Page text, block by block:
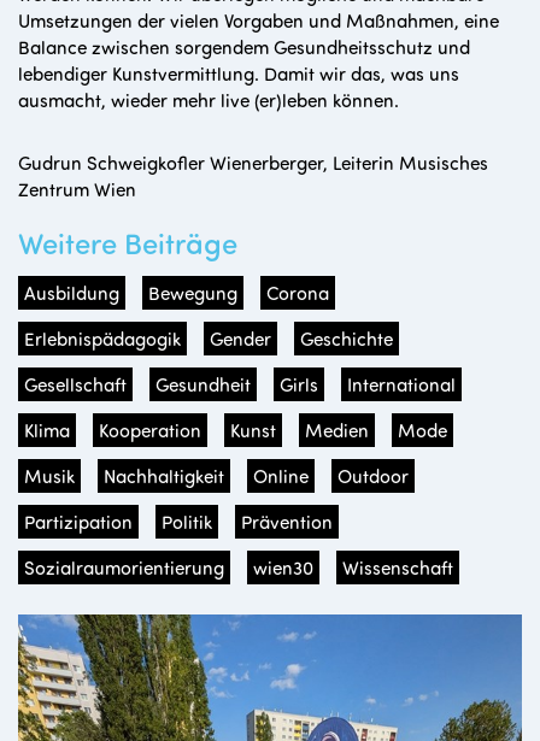
Umsetzungen der vielen Vorgaben und Maßnahmen, eine
Balance zwischen sorgendem Gesundheitsschutz und
lebendiger Kunstvermittlung. Damit wir das, was uns
ausmacht, wieder mehr live (er)leben können.
Gudrun Schweigkofler Wienerberger, Leiterin Musisches
Zentrum Wien
Weitere Beiträge
Ausbildung Bewegung
Corona
Erlebnispädagogik
Gender
Geschichte
Gesellschaft
Gesundheit Girls
International
Klima
Kooperation Kunst Medien
Mode
Musik
Nachhaltigkeit Online
Outdoor
Partizipation
Politik
Prävention
Sozialraumorientierung
wien30 Wissenschaft